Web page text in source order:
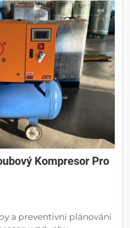
Kompresor Pro
a preventivní plánování